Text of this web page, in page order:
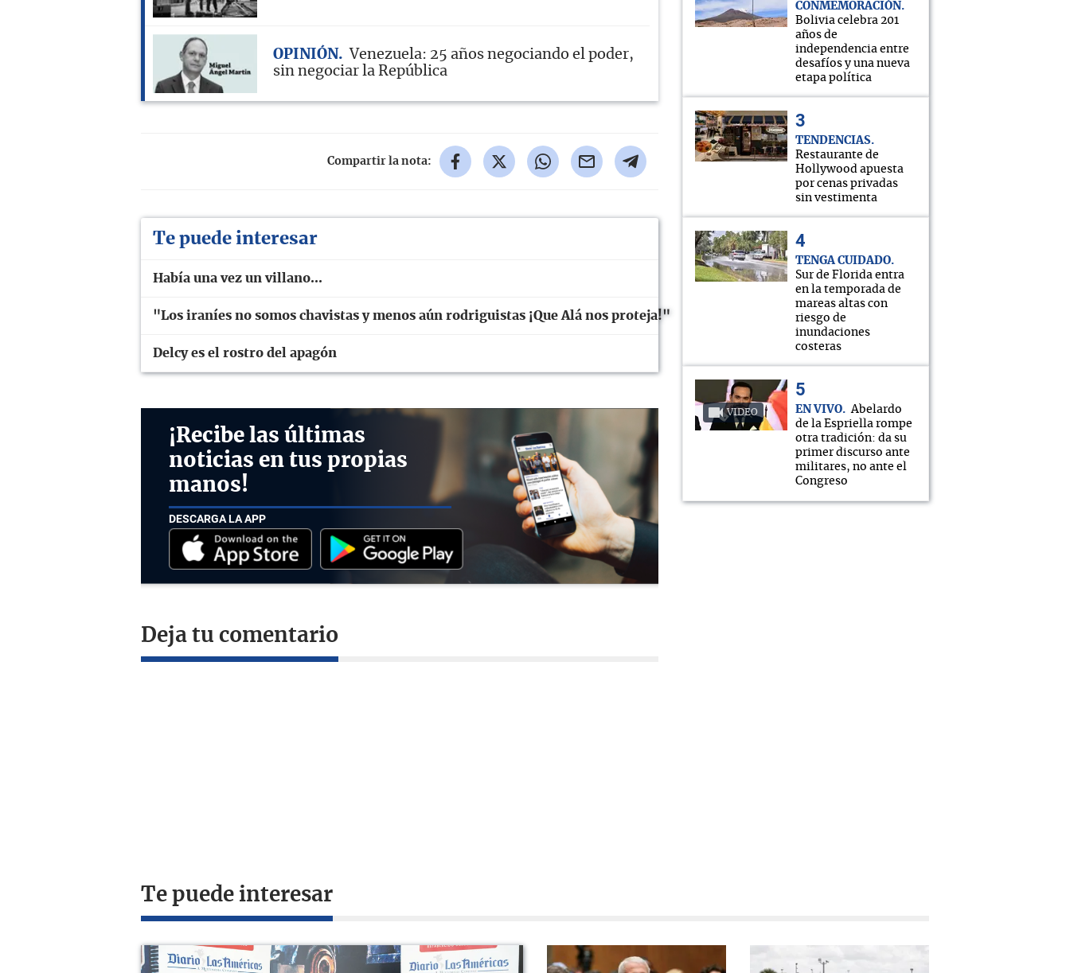
OPINIÓN
Venezuela: 25 años negociando el poder,
sin negociar la República
Compartir la nota:
Te puede interesar
Había una vez un villano...
"Los iraníes no somos chavistas y menos aún rodriguistas ¡Que Alá nos proteja!"
Delcy es el rostro del apagón
¡Recibe las últimas
noticias en tus propias
manos!
DESCARGA LA APP
Deja tu comentario
CONMEMORACIÓN
Bolivia celebra 201
años de
independencia entre
desafíos y una nueva
etapa política
TENDENCIAS
Restaurante de
Hollywood apuesta
por cenas privadas
sin vestimenta
TENGA CUIDADO
Sur de Florida entra
en la temporada de
mareas altas con
riesgo de
inundaciones
costeras
VIDEO EN VIVO
Abelardo
de la Espriella rompe
otra tradición: da su
primer discurso ante
militares, no ante el
Congreso
Te puede interesar